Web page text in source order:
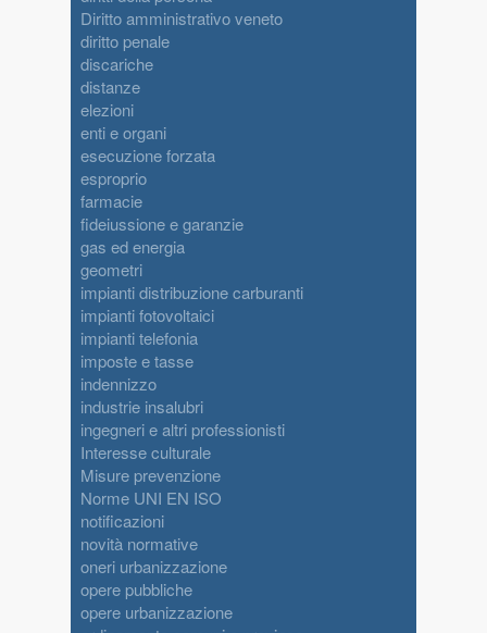
Diritto amministrativo veneto
diritto penale
discariche
distanze
elezioni
enti e organi
esecuzione forzata
esproprio
farmacie
fideiussione e garanzie
gas ed energia
geometri
impianti distribuzione carburanti
impianti fotovoltaici
impianti telefonia
imposte e tasse
indennizzo
industrie insalubri
ingegneri e altri professionisti
Interesse culturale
Misure prevenzione
Norme UNI EN ISO
notificazioni
novità normative
oneri urbanizzazione
opere pubbliche
opere urbanizzazione